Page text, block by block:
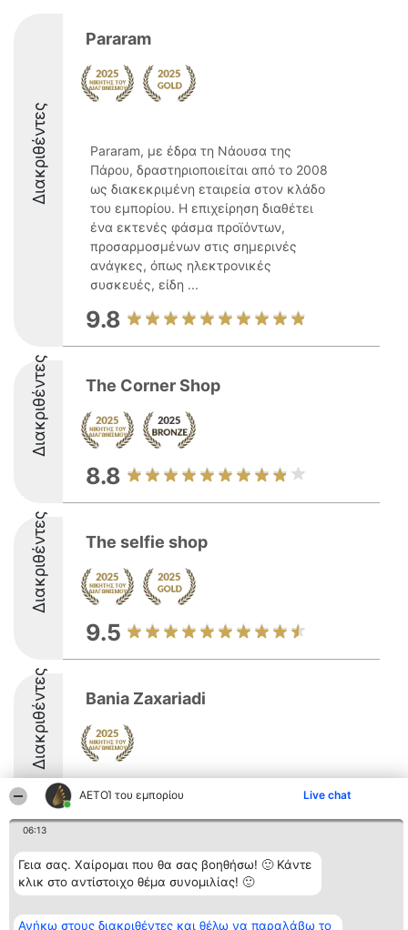
ΑΕΤΟΊ του εμπορίου Live chat
06:13
Γεια σας. Χαίρομαι που θα σας βοηθήσω! 🙂 Κάντε
κλικ στο αντίστοιχο θέμα συνομιλίας! 🙂
Ανήκω στους διακριθέντες και θέλω να παραλάβω το
Διακριθέντες
Pararam
Pararam, με έδρα τη Νάουσα της
Πάρου, δραστηριοποιείται από το 2008
ως διακεκριμένη εταιρεία στον κλάδο
του εμπορίου. Η επιχείρηση διαθέτει
ένα εκτενές φάσμα προϊόντων,
προσαρμοσμένων στις σημερινές
ανάγκες, όπως ηλεκτρονικές
συσκευές, είδη ...
9.8
Διακριθέντες The Corner Shop
8.8
Διακριθέντες The selfie shop
9.5
Διακριθέντες Bania Zaxariadi
8.6
Διοργανωτής της
κατάταξης
BEAUTIFUL COMPANY
Μονοπρόσωπη ΙΚΕ
2104128019
Κατάταξη
Διακριθέντες
Λίστα όλων
Μεθοδολογία
Επικοινωνία
Επικοινωνία